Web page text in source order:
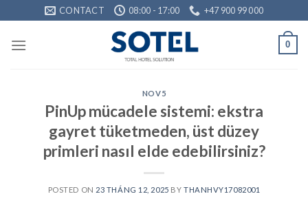
to
content
CONTACT 08:00 - 17:00 +47 900 99 000
0
NOV5
PinUp mücadele sistemi: ekstra
gayret tüketmeden, üst düzey
primleri nasıl elde edebilirsiniz?
POSTED ON 23 THÁNG 12, 2025 BY THANHVY17082001